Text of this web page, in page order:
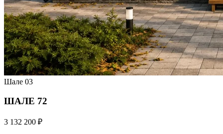
Шале 03
ШАЛЕ 72
3 132 200 ₽